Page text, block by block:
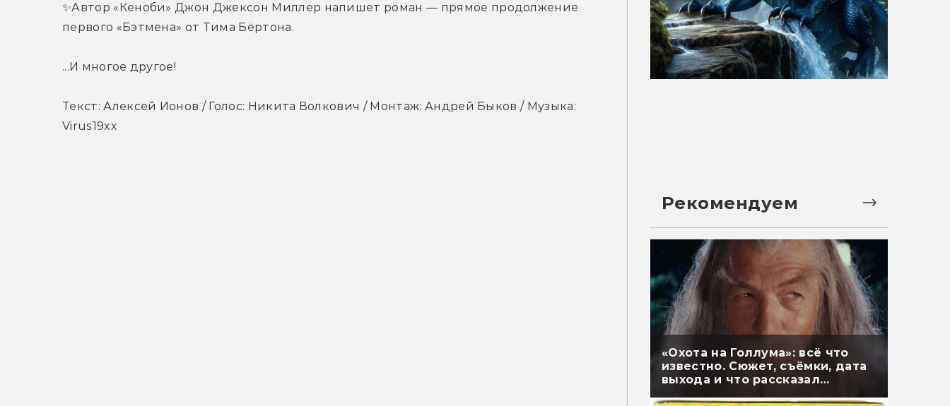
✨Автор «Кеноби» Джон Джексон Миллер напишет роман — прямое продолжение
первого «Бэтмена» от Тима Бёртона.
...И многое другое!
Текст: Алексей Ионов / Голос: Никита Волкович / Монтаж: Андрей Быков / Музыка:
Virus19xx
Рекомендуем
«Охота на Голлума»: всё что
известно. Сюжет, съёмки, дата
выхода и что рассказал